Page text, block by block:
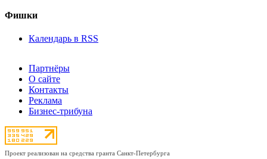
Фишки
Календарь в RSS
Партнёры
О сайте
Контакты
Реклама
Бизнес-трибуна
Проект реализован на средства гранта Санкт-Петербурга